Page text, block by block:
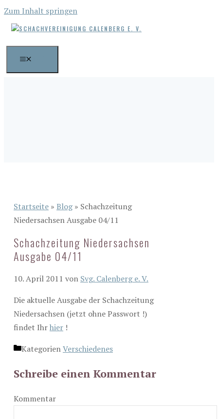
Zum Inhalt springen
Startseite » Blog» Schachzeitung
Niedersachsen Ausgabe 04/11
Schachzeitung Niedersachsen
Ausgabe 04/11
10. April 2011 von Svg. Calenberg e. V.
Die aktuelle Ausgabe der Schachzeitung
Niedersachsen (jetzt ohne Passwort !)
findet Ihrhier !
KategorienVerschiedenes
Schreibe einen Kommentar
Kommentar